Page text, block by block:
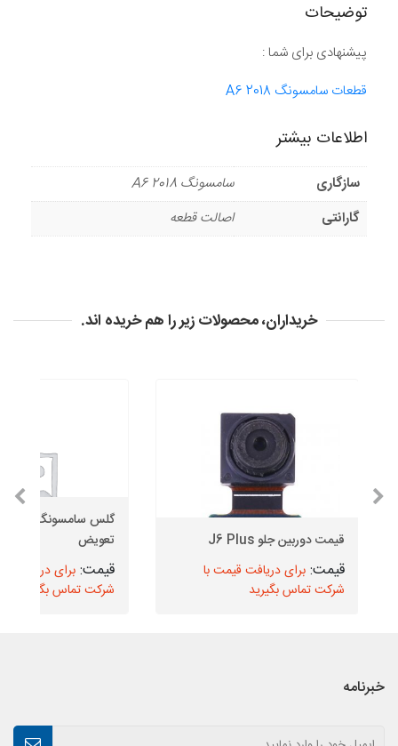
توضیحات
پیشنهادی برای شما :
قطعات سامسونگ A6 2018
اطلاعات بیشتر
سازگاری
سامسونگ A6 2018
گارانتی
اصالت قطعه
خریداران، محصولات زیر را هم خریده اند.
قیمت دوربین جلو J6 Plus
برای دریافت قیمت با
شرکت تماس بگیرید
تعویض
برای دریافت
شرکت تماس بگیرید
خبرنامه